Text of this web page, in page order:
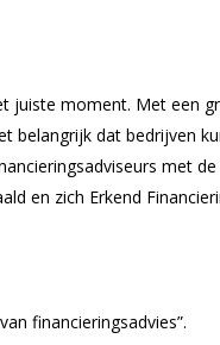
juiste moment. Met een
belangrijk dat bedrijven
met
en zich Erkend
financieringsadvies”.